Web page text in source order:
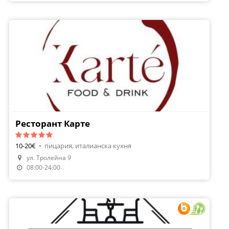
Ресторант Карте
10-20€ • пицария, италианска кухня
ул. Тролейна 9
08:00-24:00